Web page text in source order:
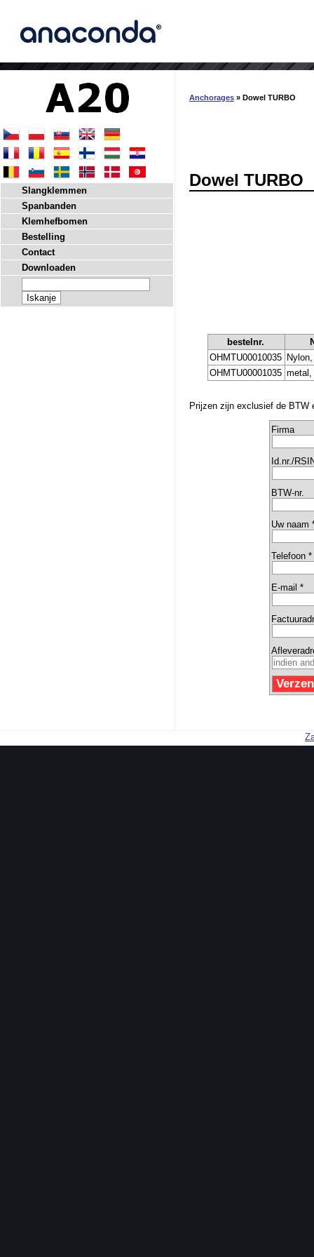
Anchorages » Dowel TURBO
Dowel TURBO
bestelnr.
OHMTU00010035
OHMTU00001035
Prijzen zijn exclusief de BTW
Firma
Id.nr./
BTW-nr.
Uw naam
Telefoon *
E-mail *
Slangklemmen
Spanbanden
Klemhefbomen
Bestelling
Contact
Downloaden